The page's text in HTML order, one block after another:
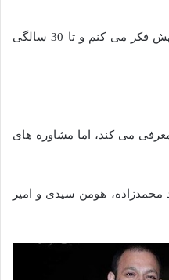
هنوز ازدواج نکرده ولی می گوید بهش فکر می کنم و تا 30 سالگی
می کند، اما مشاوره های
محمدزاده، هومن سیدی و امیر